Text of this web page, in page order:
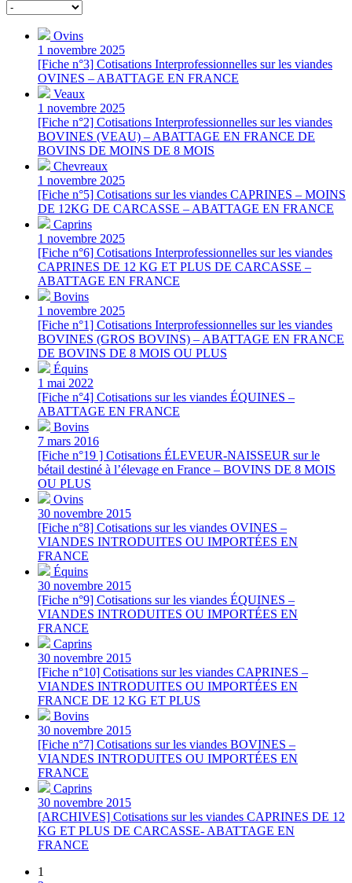
Ovins
1 novembre 2025
[Fiche n°3] Cotisations Interprofessionnelles sur les viandes
OVINES – ABATTAGE EN FRANCE
Veaux
1 novembre 2025
[Fiche n°2] Cotisations Interprofessionnelles sur les viandes
BOVINES (VEAU) – ABATTAGE EN FRANCE DE
BOVINS DE MOINS DE 8 MOIS
Chevreaux
1 novembre 2025
[Fiche n°5] Cotisations sur les viandes CAPRINES – MOINS
DE 12KG DE CARCASSE – ABATTAGE EN FRANCE
Caprins
1 novembre 2025
[Fiche n°6] Cotisations Interprofessionnelles sur les viandes
CAPRINES DE 12 KG ET PLUS DE CARCASSE –
ABATTAGE EN FRANCE
Bovins
1 novembre 2025
[Fiche n°1] Cotisations Interprofessionnelles sur les viandes
BOVINES (GROS BOVINS) – ABATTAGE EN FRANCE
DE BOVINS DE 8 MOIS OU PLUS
Équins
1 mai 2022
[Fiche n°4] Cotisations sur les viandes ÉQUINES –
ABATTAGE EN FRANCE
Bovins
7 mars 2016
[Fiche n°19 ] Cotisations ÉLEVEUR-NAISSEUR sur le
bétail destiné à l’élevage en France – BOVINS DE 8 MOIS
OU PLUS
Ovins
30 novembre 2015
[Fiche n°8] Cotisations sur les viandes OVINES –
VIANDES INTRODUITES OU IMPORTÉES EN
FRANCE
Équins
30 novembre 2015
[Fiche n°9] Cotisations sur les viandes ÉQUINES –
VIANDES INTRODUITES OU IMPORTÉES EN
FRANCE
Caprins
30 novembre 2015
[Fiche n°10] Cotisations sur les viandes CAPRINES –
VIANDES INTRODUITES OU IMPORTÉES EN
FRANCE DE 12 KG ET PLUS
Bovins
30 novembre 2015
[Fiche n°7] Cotisations sur les viandes BOVINES –
VIANDES INTRODUITES OU IMPORTÉES EN
FRANCE
Caprins
30 novembre 2015
[ARCHIVES] Cotisations sur les viandes CAPRINES DE 12
KG ET PLUS DE CARCASSE- ABATTAGE EN
FRANCE
1